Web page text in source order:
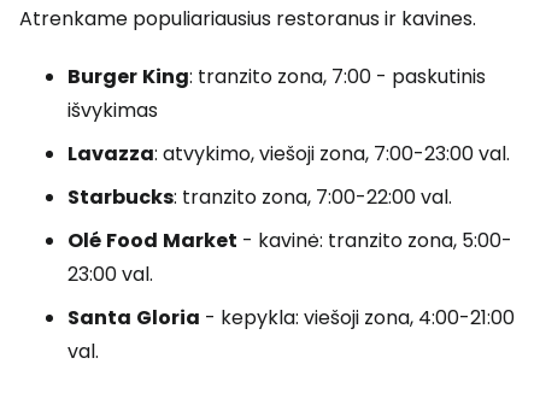
Atrenkame populiariausius restoranus ir kavines.
Burger King: tranzito zona, 7:00 - paskutinis
išvykimas
Lavazza: atvykimo, viešoji zona, 7:00-23:00 val.
Starbucks: tranzito zona, 7:00-22:00 val.
Olé Food Market - kavinė: tranzito zona, 5:00-
23:00 val.
Santa Gloria - kepykla: viešoji zona, 4:00-21:00
val.